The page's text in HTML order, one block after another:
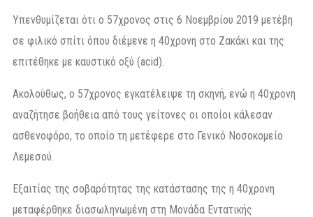
Υπενθυμίζεται ότι ο 57χρονος στις 6 Νοεμβρίου 2019 μετέβη
σε φιλικό σπίτι όπου διέμενε η 40χρονη στο Ζακάκι και της
επιτέθηκε με καυστικό οξύ (acid).
Aκολούθως, ο 57χρονος εγκατέλειψε τη σκηνή, ενώ η 40χρονη
αναζήτησε βοήθεια από τους γείτονες οι οποίοι κάλεσαν
ασθενοφόρο, το οποίο τη μετέφερε στο Γενικό Νοσοκομείο
Λεμεσού.
Εξαιτίας της σοβαρότητας της κατάστασης της η 40χρονη
μεταφέρθηκε διασωληνωμένη στη Μονάδα Εντατικής